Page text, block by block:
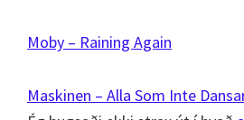
Moby – Raining Again
Maskinen – Alla Som Inte